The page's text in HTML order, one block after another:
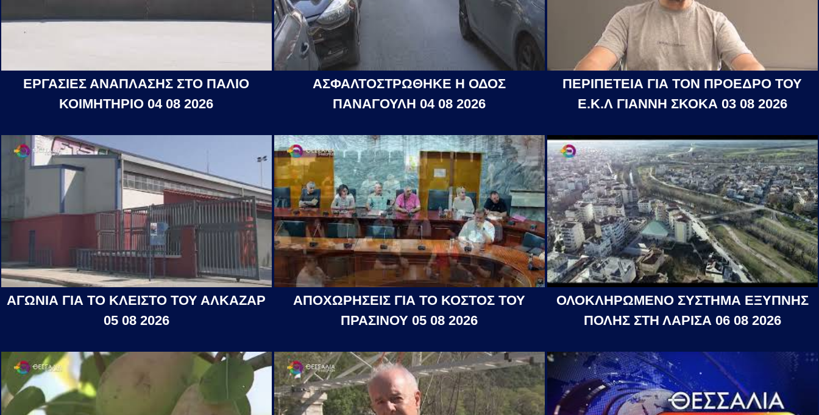
ΕΡΓΑΣΙΕΣ ΑΝΑΠΛΑΣΗΣ ΣΤΟ ΠΑΛΙΟ
ΚΟΙΜΗΤΗΡΙΟ 04 08 2026
ΑΣΦΑΛΤΟΣΤΡΩΘΗΚΕ Η ΟΔΟΣ
ΠΑΝΑΓΟΥΛΗ 04 08 2026
ΠΕΡΙΠΕΤΕΙΑ ΓΙΑ ΤΟΝ ΠΡΟΕΔΡΟ ΤΟΥ
Ε.Κ.Λ ΓΙΑΝΝΗ ΣΚΟΚΑ 03 08 2026
ΑΓΩΝΙΑ ΓΙΑ ΤΟ ΚΛΕΙΣΤΟ ΤΟΥ ΑΛΚΑΖΑΡ
05 08 2026
ΑΠΟΧΩΡΗΣΕΙΣ ΓΙΑ ΤΟ ΚΟΣΤΟΣ ΤΟΥ
ΠΡΑΣΙΝΟΥ 05 08 2026
ΟΛΟΚΛΗΡΩΜΕΝΟ ΣΥΣΤΗΜΑ ΕΞΥΠΝΗΣ
ΠΟΛΗΣ ΣΤΗ ΛΑΡΙΣΑ 06 08 2026